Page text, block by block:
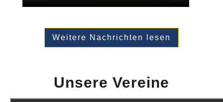
Weitere Nachrichten lesen
Unsere Vereine